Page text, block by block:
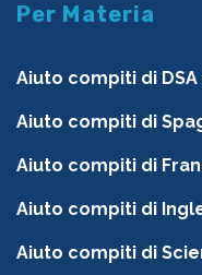
Per Materia
Aiuto compiti di DSA
Aiuto compiti di
Aiuto compiti di
Aiuto compiti di
Aiuto compiti di